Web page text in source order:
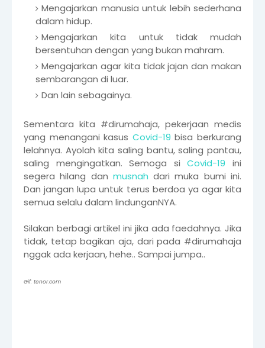
Mengajarkan manusia untuk lebih sederhana
dalam hidup.
Mengajarkan kita untuk tidak mudah
bersentuhan dengan yang bukan mahram.
Mengajarkan agar kita tidak jajan dan makan
sembarangan di luar.
Dan lain sebagainya.
Sementara kita #dirumahaja, pekerjaan medis
yang menangani kasus Covid-19 bisa berkurang
lelahnya. Ayolah kita saling bantu, saling pantau,
saling mengingatkan. Semoga siCovid-19 ini
segera hilang dan musnah dari muka bumi ini.
Dan jangan lupa untuk terus berdoa ya agar kita
semua selalu dalam lindunganNYA.
Silakan berbagi artikel ini jika ada faedahnya. Jika
tidak, tetap bagikan aja, dari pada #dirumahaja
nggak ada kerjaan, hehe.. Sampai jumpa..
Gif: tenor.com